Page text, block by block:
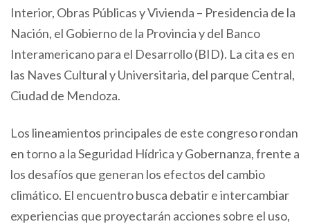
Interior, Obras Públicas y Vivienda – Presidencia de la
Nación, el Gobierno de la Provincia y del Banco
Interamericano para el Desarrollo (BID). La cita es en
las Naves Cultural y Universitaria, del parque Central,
Ciudad de Mendoza.
Los lineamientos principales de este congreso rondan
en torno a la Seguridad Hídrica y Gobernanza, frente a
los desafíos que generan los efectos del cambio
climático. El encuentro busca debatir e intercambiar
experiencias que proyectarán acciones sobre el uso,